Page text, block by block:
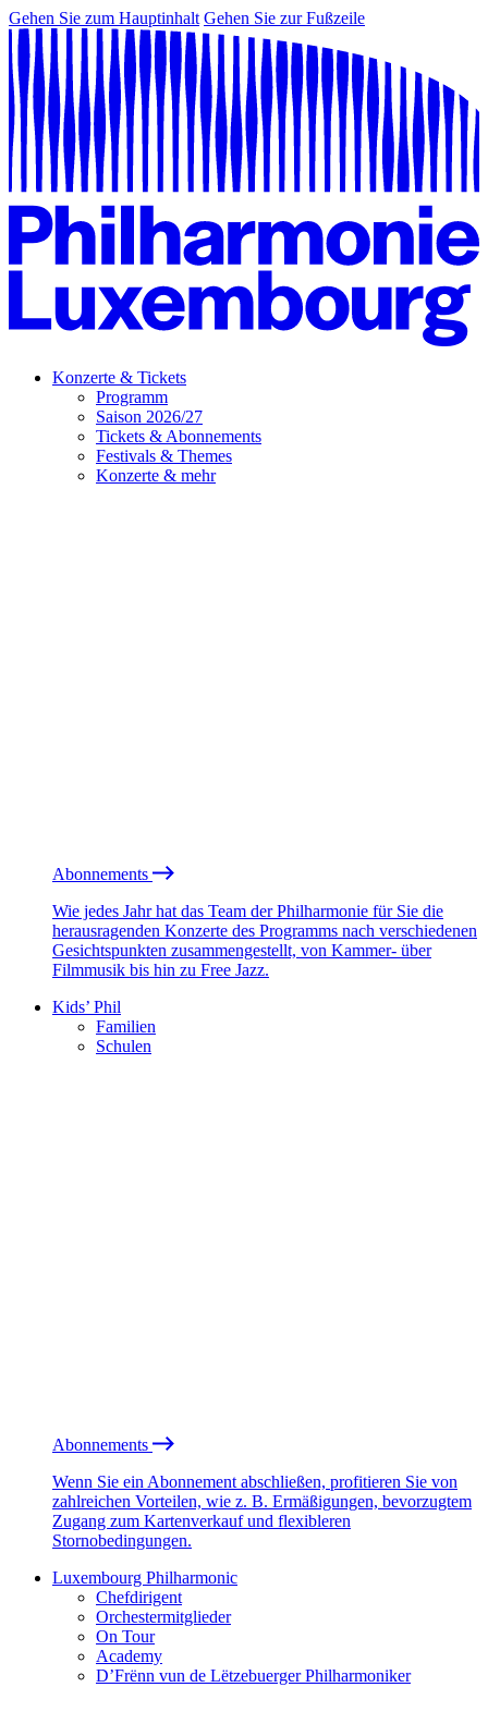
Gehen Sie zum Hauptinhalt Gehen Sie zur Fußzeile
Konzerte & Tickets
Programm
Saison 2026/27
Tickets & Abonnements
Festivals & Themes
Konzerte & mehr
Abonnements
Wie jedes Jahr hat das Team der Philharmonie für Sie die
herausragenden Konzerte des Programms nach verschiedenen
Gesichtspunkten zusammengestellt, von Kammer- über
Filmmusik bis hin zu Free Jazz.
Kids’ Phil
Familien
Schulen
Abonnements
Wenn Sie ein Abonnement abschließen, profitieren Sie von
zahlreichen Vorteilen, wie z. B. Ermäßigungen, bevorzugtem
Zugang zum Kartenverkauf und flexibleren
Stornobedingungen.
Luxembourg Philharmonic
Chefdirigent
Orchestermitglieder
On Tour
Academy
D’Frënn vun de Lëtzebuerger Philharmoniker